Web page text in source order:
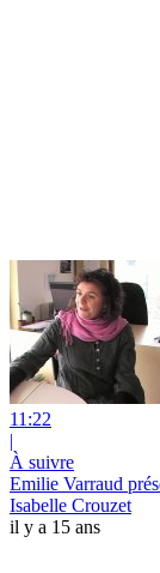
11:22
|
À suivre
Emilie Varraud
Isabelle Crouzet
il y a 15 ans